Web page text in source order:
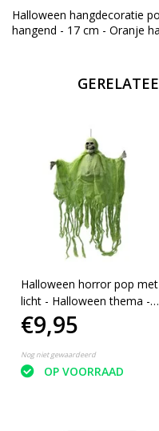
Halloween hangdecoratie
hangend - 17 cm - Oranje
Halloween horror pop met
licht - Halloween thema -
Hangend Skelet- 55 cm -
Groen
€9,95
Nog niet gewaardeerd
OP VOORRAAD